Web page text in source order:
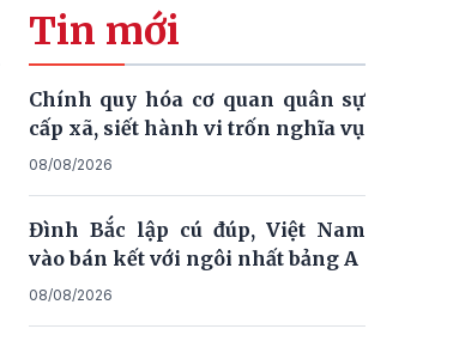
Tin mới
Chính quy hóa cơ quan quân sự
cấp xã, siết hành vi trốn nghĩa vụ
08/08/2026
Đình Bắc lập cú đúp, Việt Nam
vào bán kết với ngôi nhất bảng A
08/08/2026